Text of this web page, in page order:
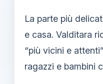
La parte più
e casa. Valditara
“più vicini e
ragazzi e bambini